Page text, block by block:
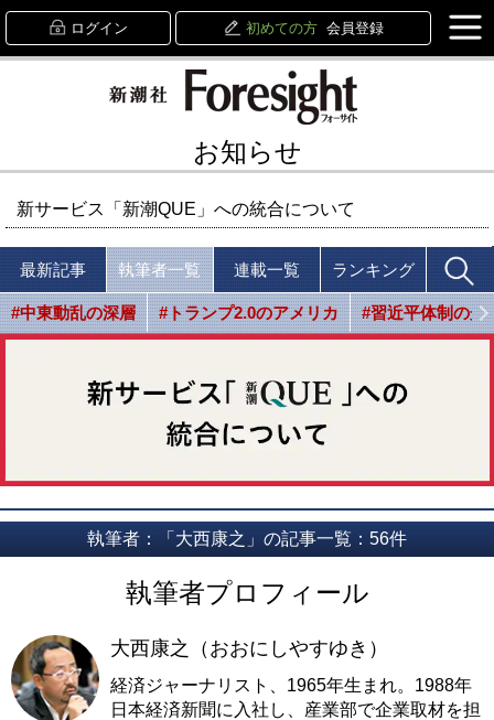
ログイン 初めての方 会員登録
お知らせ
新サービス「新潮QUE」への統合について
最新記事 執筆者一覧 連載一覧 ランキング
#中東動乱の深層 #トランプ2.0のアメリカ #習近平体制の光
執筆者：「大西康之」の記事一覧：56件
執筆者プロフィール
大西康之（おおにしやすゆき）
経済ジャーナリスト、1965年生まれ。1988年
日本経済新聞に入社し、産業部で企業取材を担